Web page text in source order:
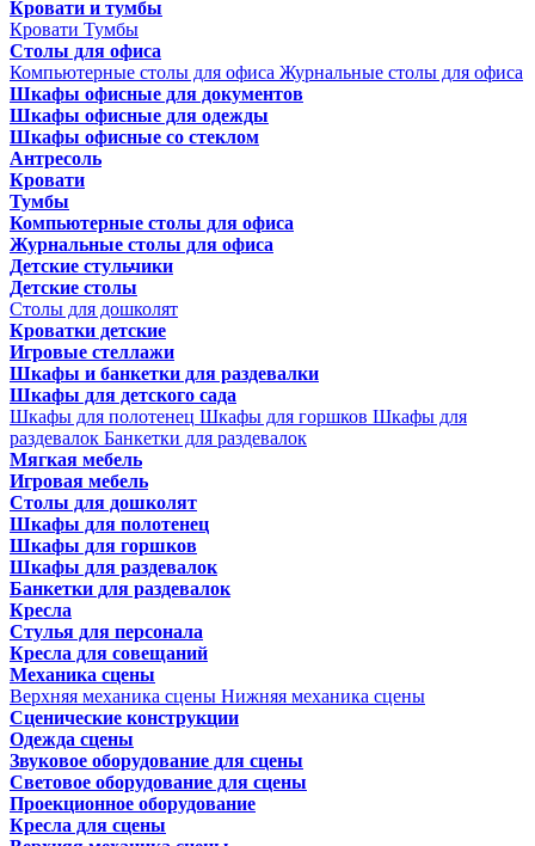
Кровати и тумбы
Кровати Тумбы
Столы для офиса
Компьютерные столы для офиса Журнальные столы для офиса
Шкафы офисные для документов
Шкафы офисные для одежды
Шкафы офисные со стеклом
Антресоль
Кровати
Тумбы
Компьютерные столы для офиса
Журнальные столы для офиса
Детские стульчики
Детские столы
Столы для дошколят
Кроватки детские
Игровые стеллажи
Шкафы и банкетки для раздевалки
Шкафы для детского сада
Шкафы для полотенец Шкафы для горшков Шкафы для
раздевалок Банкетки для раздевалок
Мягкая мебель
Игровая мебель
Столы для дошколят
Шкафы для полотенец
Шкафы для горшков
Шкафы для раздевалок
Банкетки для раздевалок
Кресла
Стулья для персонала
Кресла для совещаний
Механика сцены
Верхняя механика сцены Нижняя механика сцены
Сценические конструкции
Одежда сцены
Звуковое оборудование для сцены
Световое оборудование для сцены
Проекционное оборудование
Кресла для сцены